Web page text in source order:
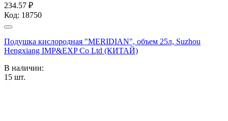
234.57 ₽
Код: 18750
Подушка кислородная "MERIDIAN", объем 25л, Suzhou
Hengxiang IMP&EXP Co Ltd (КИТАЙ)
В наличии:
15 шт.